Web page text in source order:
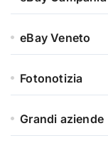
eBay Veneto
Fotonotizia
Grandi aziende